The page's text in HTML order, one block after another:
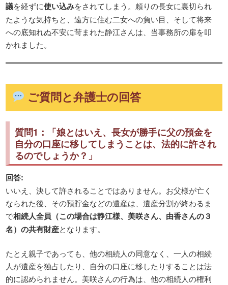
議を経ずに使い込みをされてしまう。頼りの長女に裏切られ
たような気持ちと、遠方に住む二女への負い目、そして将来
への底知れぬ不安に苛まれた静江さんは、当事務所の扉を叩
かれました。
ご質問と弁護士の回答
質問1：「娘とはいえ、長女が勝手に父の預金を
自分の口座に移してしまうことは、法的に許され
るのでしょうか？」
回答:
いいえ、決して許されることではありません。お父様が亡く
なられた後、その預貯金などの遺産は、遺産分割が終わるま
で相続人全員（この場合は静江様、美咲さん、由香さんの３
名）の共有財産となります。
たとえ親子であっても、他の相続人の同意なく、一人の相続
人が遺産を独占したり、自分の口座に移したりすることは法
的に認められません。美咲さんの行為は、他の相続人の権利